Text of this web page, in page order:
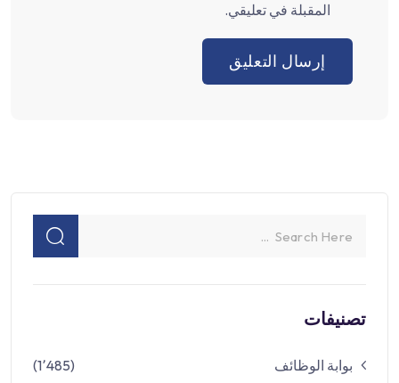
المقبلة في تعليقي.
تصنيفات
بوابة الوظائف (1٬485)